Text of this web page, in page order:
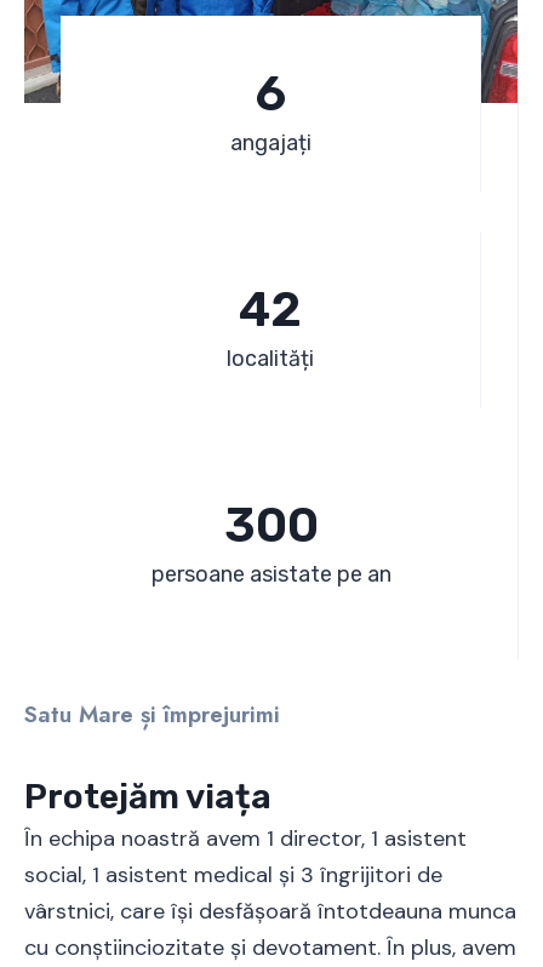
6
angajați
42
localități
300
persoane asistate pe an
Satu Mare și împrejurimi
Protejăm viața
În echipa noastră avem 1 director, 1 asistent
social, 1 asistent medical și 3 îngrijitori de
vârstnici, care își desfășoară întotdeauna munca
cu conștiinciozitate și devotament. În plus, avem